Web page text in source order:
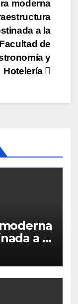
moderna
a la
Facultad de
y
Hotelería
a la